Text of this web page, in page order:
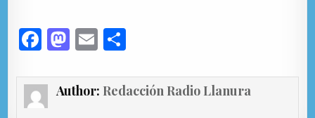
F
c
e
M
to
E
ai m
Author: Redacción Radio Llanura